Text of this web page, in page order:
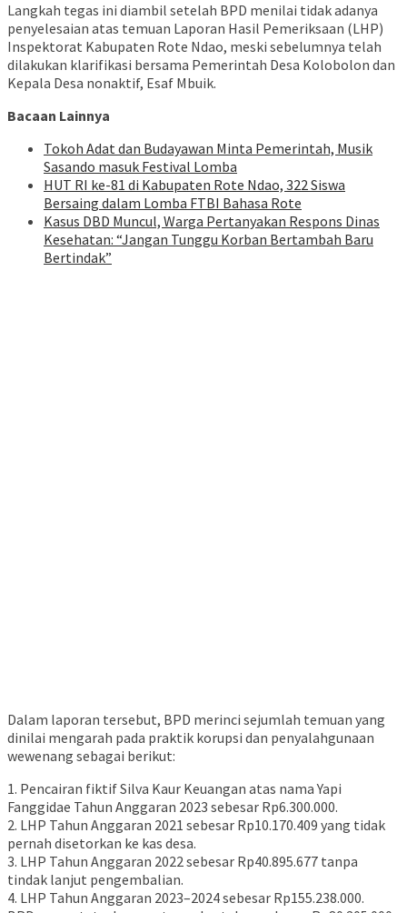
Langkah tegas ini diambil setelah BPD menilai tidak adanya
penyelesaian atas temuan Laporan Hasil Pemeriksaan (LHP)
Inspektorat Kabupaten Rote Ndao, meski sebelumnya telah
dilakukan klarifikasi bersama Pemerintah Desa Kolobolon dan
Kepala Desa nonaktif, Esaf Mbuik.
Bacaan Lainnya
Tokoh Adat dan Budayawan Minta Pemerintah, Musik
Sasando masuk Festival Lomba
HUT RI ke-81 di Kabupaten Rote Ndao, 322 Siswa
Bersaing dalam Lomba FTBI Bahasa Rote
Kasus DBD Muncul, Warga Pertanyakan Respons Dinas
Kesehatan: “Jangan Tunggu Korban Bertambah Baru
Bertindak”
Dalam laporan tersebut, BPD merinci sejumlah temuan yang
dinilai mengarah pada praktik korupsi dan penyalahgunaan
wewenang sebagai berikut:
1. Pencairan fiktif Silva Kaur Keuangan atas nama Yapi
Fanggidae Tahun Anggaran 2023 sebesar Rp6.300.000.
2. LHP Tahun Anggaran 2021 sebesar Rp10.170.409 yang tidak
pernah disetorkan ke kas desa.
3. LHP Tahun Anggaran 2022 sebesar Rp40.895.677 tanpa
tindak lanjut pengembalian.
4. LHP Tahun Anggaran 2023–2024 sebesar Rp155.238.000.